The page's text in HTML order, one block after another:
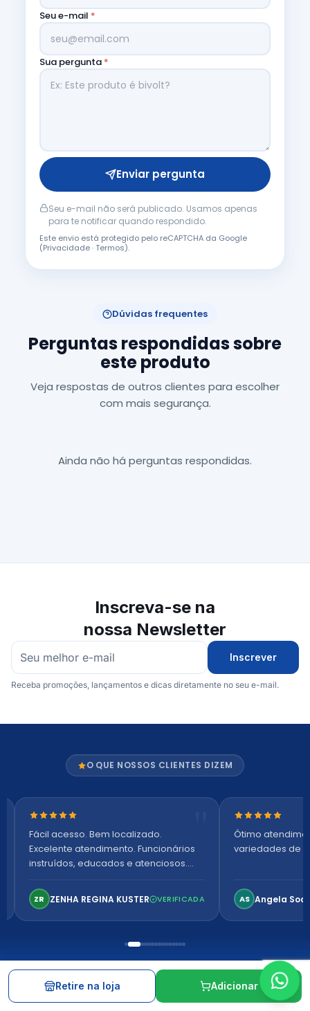
Seu e-mail *
Sua pergunta *
Enviar pergunta
Seu e-mail não será publicado. Usamos apenas
para te notificar quando respondido.
Este envio está protegido pelo reCAPTCHA da Google
(Privacidade·Termos).
Dúvidas frequentes
Perguntas respondidas sobre
este produto
Veja respostas de outros clientes para escolher
com mais segurança.
Ainda não há perguntas respondidas.
Inscreva-se na
nossa Newsletter
Inscrever
Receba promoções, lançamentos e dicas diretamente no seu e-mail.
O QUE NOSSOS CLIENTES DIZEM
Nota 5 de 5 estrelas
Fácil acesso. Bem localizado.
Excelente atendimento. Funcionários
instruídos, educados e atenciosos.
confortável. Perfeito!
ZR ZENHA REGINA KUSTER VERIFICADA
Nota 5 de 5
Ótimo
variedades de
AS Angela
Retire na loja Adicionar